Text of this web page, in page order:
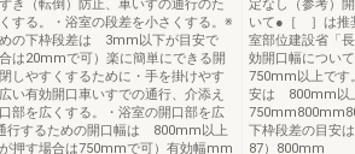
き（転倒）防止、車いすの通行のた
する。・浴室の段差を小さくする。※
の下枠段差は 3mm以下が目安で
は20mmで可）楽に簡単にできる開
しやすくするために・手を掛けやす
い有効開口車いすでの通行、介添え
部を広くする。・浴室の開口部を広
行するための開口幅は 800mm以上
押す場合は750mmで可）有効幅mm
定なし（参考）
いて●［ ］は推
室部位建設省「
効開口幅につい
750mm以上です
安は 800mm以
下枠段差の目安
87）800mm